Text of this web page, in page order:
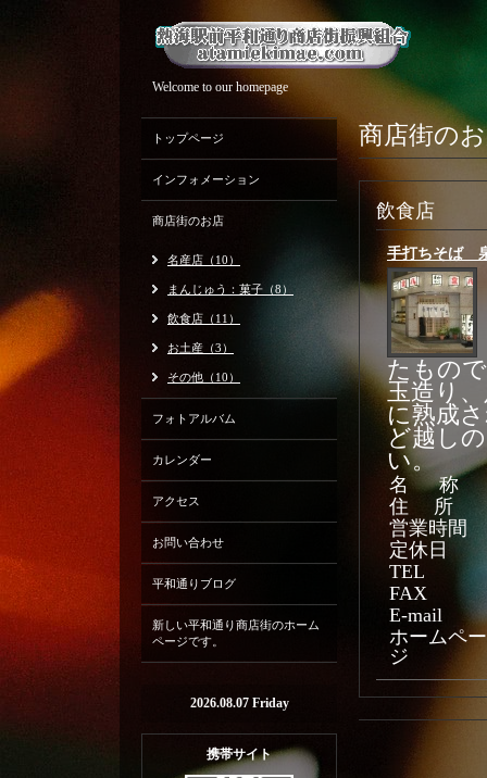
Welcome to our homepage
商店街の
飲食店
手打ちそば
たもの
玉造り
に熟成
ど越し
い。
名 称
住 所
営業時間
定休日
TEL
FAX
E-mail
ホームペー
ジ
トップページ
インフォメーション
商店街のお店
名産店（10）
まんじゅう：菓子（8）
飲食店（11）
お土産（3）
その他（10）
フォトアルバム
カレンダー
アクセス
お問い合わせ
平和通りブログ
新しい平和通り商店街のホーム
ページです。
2026.08.07 Friday
携帯サイト